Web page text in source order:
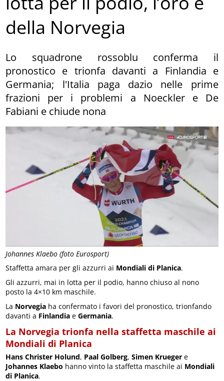
Johannes Klaebo (foto Eurosport)
della Norvegia
Lo squadrone rossoblu conferma il
pronostico e trionfa davanti a Finlandia e
Germania; l'Italia paga dazio nelle prime
frazioni per i problemi a Noeckler e De
Fabiani e chiude nona
Staffetta amara per gli azzurri ai Mondiali di Planica.
Gli azzurri, mai in lotta per il podio, hanno chiuso al nono
posto la 4×10 km maschile.
La Norvegia ha confermato i favori del pronostico, trionfando
davanti a Finlandia eGermania.
La Norvegia trionfa nella staffetta maschile ai
Mondiali di Planica
Hans Christer Holund, Paal Golberg,Simen Krueger e
Johannes Klaebo hanno vinto la staffetta maschile ai Mondiali
di Planica.